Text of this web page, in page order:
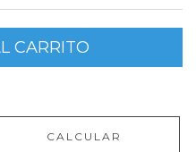
CALCULAR